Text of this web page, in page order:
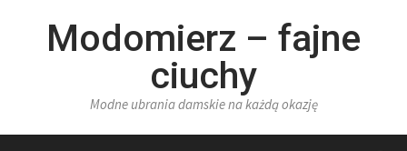
Modomierz – fajne
ciuchy
Modne ubrania damskie na każdą okazję